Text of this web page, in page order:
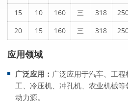
15
10 160 三 318
20
15 160 三 318
应用领域
广泛应用： 广泛应用于汽车、工
工、冷压机、冲孔机、农业机械
动力源。